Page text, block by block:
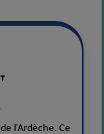
l'Ardèche. Ce